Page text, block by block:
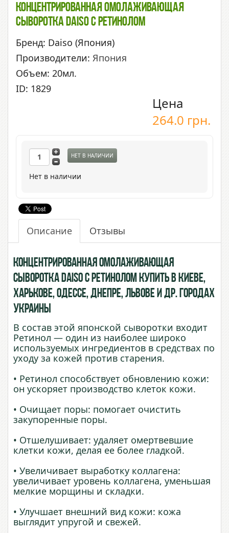
Концентрированная Омолаживающая
Сыворотка Daiso С Ретинолом
Бренд: Daiso (Япония)
Производители: Япония
Объем: 20мл.
ID: 1829
Цена
264.0 грн.
НЕТ В НАЛИЧИИ
Нет в наличии
Описание Отзывы
Концентрированная омолаживающая
сыворотка Daiso с Ретинолом купить в Киеве,
Харькове, Одессе, Днепре, Львове и др. городах
Украины
В состав этой японской сыворотки входит
Ретинол — один из наиболее широко
используемых ингредиентов в средствах по
уходу за кожей против старения.
• Ретинол способствует обновлению кожи:
он ускоряет производство клеток кожи.
• Очищает поры: помогает очистить
закупоренные поры.
• Отшелушивает: удаляет омертвевшие
клетки кожи, делая ее более гладкой.
• Увеличивает выработку коллагена:
увеличивает уровень коллагена, уменьшая
мелкие морщины и складки.
• Улучшает внешний вид кожи: кожа
выглядит упругой и свежей.